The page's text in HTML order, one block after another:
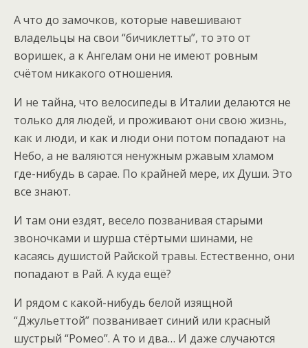
А что до замочков, которые навешивают
владельцы на свои “бичиклетты”, то это от
воришек, а к Ангелам они не имеют ровным
счётом никакого отношения.
И не тайна, что велосипеды в Италии делаются не
только для людей, и проживают они свою жизнь,
как и люди, и как и люди они потом попадают на
Небо, а не валяются ненужным ржавым хламом
где-нибудь в сарае. По крайней мере, их Души. Это
все знают.
И там они ездят, весело позванивая старыми
звоночками и шурша стёртыми шинами, не
касаясь душистой Райской травы. Естественно, они
попадают в Рай. А куда ещё?
И рядом с какой-нибудь белой изящной
“Джульеттой” позванивает синий или красный
шустрый “Ромео”. А то и два… И даже случаются